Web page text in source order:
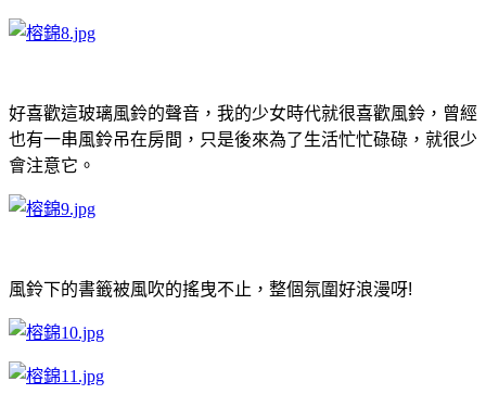
好喜歡這玻璃風鈴的聲音，我的少女時代就很喜歡風鈴，曾經
也有一串風鈴吊在房間，只是後來為了生活忙忙碌碌，就很少
會注意它。
風鈴下的書籤被風吹的搖曳不止，整個氛圍好浪漫呀!